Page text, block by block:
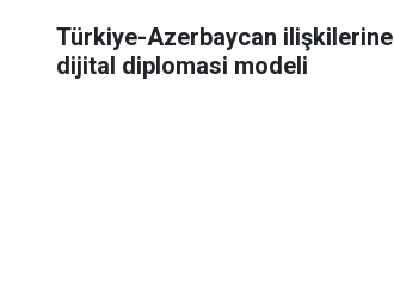
Türkiye-Azerbaycan ilişkilerine
dijital diplomasi modeli